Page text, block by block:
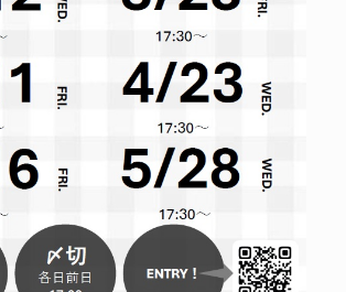
覧いただいているページ
て
れる方へ
て
帳
の対応
再診の方
再診の方へ
外来診療日割表
診療科・部門
各種お手続き
患者さんへのお願い